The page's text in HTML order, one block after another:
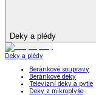
Deky a plédy
Deky a plédy
Beránkové soupravy
Beránkové deky
Televizní deky a pytle
Deky z mikroplyše